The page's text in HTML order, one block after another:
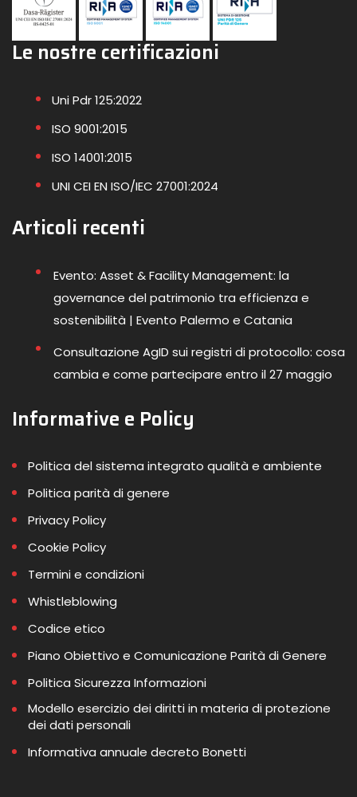
Le nostre certificazioni
Uni Pdr 125:2022
ISO 9001:2015
ISO 14001:2015
UNI CEI EN ISO/IEC 27001:2024
Articoli recenti
Evento: Asset & Facility Management: la
governance del patrimonio tra efficienza e
sostenibilità | Evento Palermo e Catania
Consultazione AgID sui registri di protocollo: cosa
cambia e come partecipare entro il 27 maggio
Informative e Policy
Politica del sistema integrato qualità e ambiente
Politica parità di genere
Privacy Policy
Cookie Policy
Termini e condizioni
Whistleblowing
Codice etico
Piano Obiettivo e Comunicazione Parità di Genere
Politica Sicurezza Informazioni
Modello esercizio dei diritti in materia di protezione
dei dati personali
Informativa annuale decreto Bonetti